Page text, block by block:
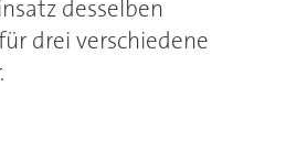
desselben
drei verschiedene